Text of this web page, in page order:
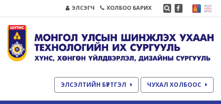
ЭЛСЭГЧ ХОЛБОО БАРИХ
ЭЛСЭЛТИЙН БҮРТГЭЛ ЧУХАЛ ХОЛБООС